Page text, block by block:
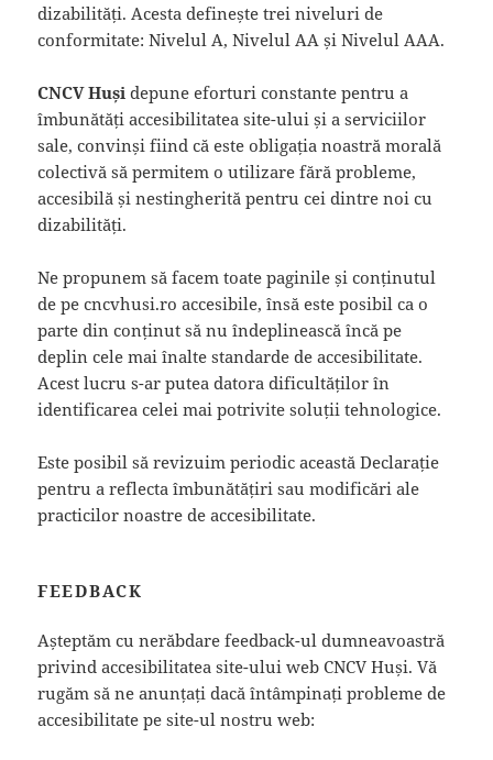
dizabilități. Acesta definește trei niveluri de
conformitate: Nivelul A, Nivelul AA și Nivelul AAA.
CNCV Huși depune eforturi constante pentru a
îmbunătăți accesibilitatea site-ului și a serviciilor
sale, convinși fiind că este obligația noastră morală
colectivă să permitem o utilizare fără probleme,
accesibilă și nestingherită pentru cei dintre noi cu
dizabilități.
Ne propunem să facem toate paginile și conținutul
de pe cncvhusi.ro accesibile, însă este posibil ca o
parte din conținut să nu îndeplinească încă pe
deplin cele mai înalte standarde de accesibilitate.
Acest lucru s-ar putea datora dificultăților în
identificarea celei mai potrivite soluții tehnologice.
Este posibil să revizuim periodic această Declarație
pentru a reflecta îmbunătățiri sau modificări ale
practicilor noastre de accesibilitate.
FEEDBACK
Așteptăm cu nerăbdare feedback-ul dumneavoastră
privind accesibilitatea site-ului web CNCV Huși. Vă
rugăm să ne anunțați dacă întâmpinați probleme de
accesibilitate pe site-ul nostru web: